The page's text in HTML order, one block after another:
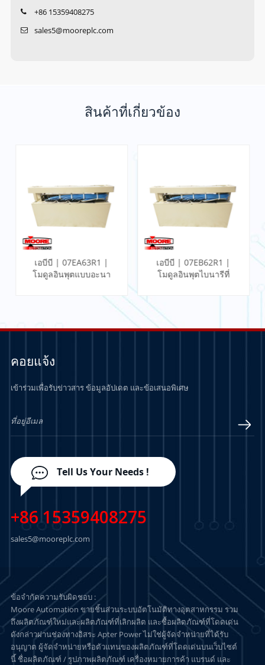
+86 15359408275
sales5@mooreplc.com
สินค้าที่เกี่ยวข้อง
เอบีบี | 07EB62R1 |
โมดูลอินพุตไบนารีที่
เอบีบี | IMMPI01 | อิ
เทอร์เฟซโปรเซสเซอร์
คอยแจ้ง
เข้าร่วมเพื่อรับข่าวสาร ข้อมูลอัปเดต และข้อเสนอพิเศษ
Tell Us Your Needs !
+86 15359408275
sales5@mooreplc.com
ข้อจำกัดความรับผิดชอบ :
Moore Automation ขายชิ้นส่วนระบบอัตโนมัติทางอุตสาหกรรม รวม
ถึงผลิตภัณฑ์ใหม่และผลิตภัณฑ์ที่เลิกผลิต และซื้อผลิตภัณฑ์ที่โดดเด่น
ดังกล่าวผ่านช่องทางอิสระ Apter Power ไม่ใช่ผู้จัดจำหน่ายที่ได้รับ
อนุญาต ผู้จัดจำหน่ายหรือตัวแทนของผลิตภัณฑ์ที่โดดเด่นบนเว็บไซต์
นี้ ชื่อผลิตภัณฑ์ / รูปภาพผลิตภัณฑ์ เครื่องหมายการค้า แบรนด์ และ